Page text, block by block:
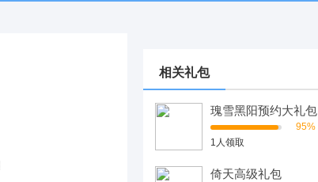
相关礼包
瑰雪黑阳预约大礼包
95%
1人领取
倚天高级礼包